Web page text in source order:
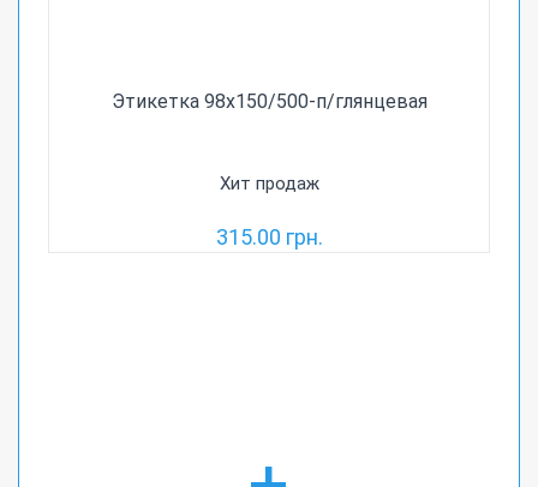
Этикетка 98х150/500-п/глянцевая
Хит продаж
315.00 грн.